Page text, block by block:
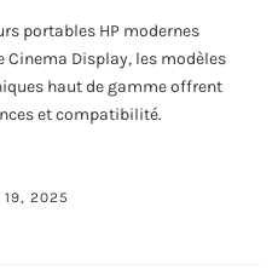
portables HP modernes
Cinema Display, les modèles
haut de gamme offrent
et compatibilité.
19, 2025